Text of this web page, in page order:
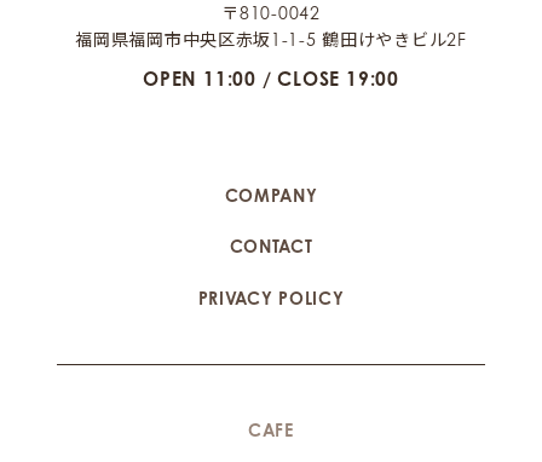
〒810-0042
福岡県福岡市中央区赤坂1-1-5 鶴田けやきビル2F
OPEN 11:00 / CLOSE 19:00
COMPANY
CONTACT
PRIVACY POLICY
CAFE